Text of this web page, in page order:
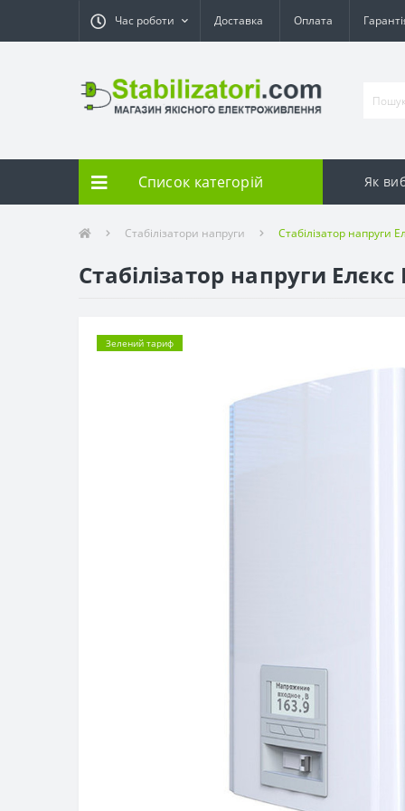
Час роботи Доставка Оплата
Список категорій Як
Стабілізатори напруги Стабілізатор напруги
Стабілізатор напруги
Зелений тариф